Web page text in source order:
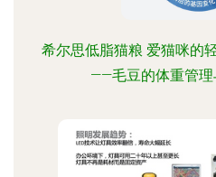
希尔思低脂猫粮 爱猫咪的
——毛豆的体重管